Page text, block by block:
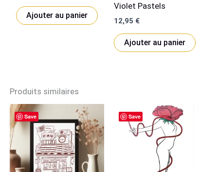
Ajouter au panier
Violet Pastels
12,95 €
Ajouter au panier
Produits similaires
Save Save